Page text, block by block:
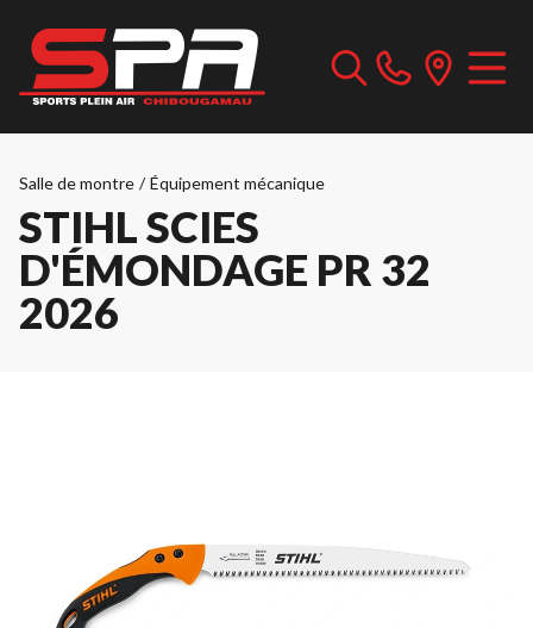
Salle de montre / Équipement mécanique
STIHL SCIES
D'ÉMONDAGE PR 32
2026